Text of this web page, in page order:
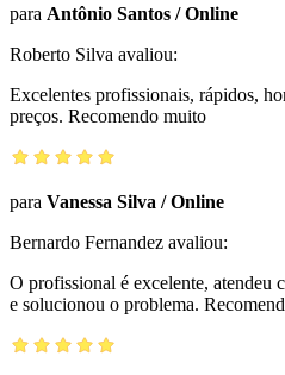
para Antônio Santos /Online
Roberto Silva avaliou:
Excelentes profissionais, rápidos,
preços. Recomendo muito
para Vanessa Silva /Online
Bernardo Fernandez avaliou:
O profissional é excelente, atendeu
e solucionou o problema.